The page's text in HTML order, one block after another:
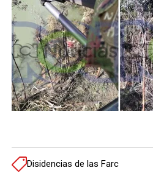
Disidencias de las Farc